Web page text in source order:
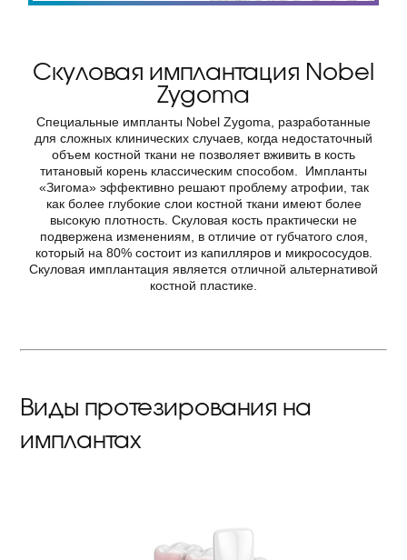
Скуловая имплантация Nobel
Zygoma
Специальные импланты Nobel Zygoma, разработанные
для сложных клинических случаев, когда недостаточный
объем костной ткани не позволяет вживить в кость
титановый корень классическим способом. Импланты
«Зигома» эффективно решают проблему атрофии, так
как более глубокие слои костной ткани имеют более
высокую плотность. Скуловая кость практически не
подвержена изменениям, в отличие от губчатого слоя,
который на 80% состоит из капилляров и микрососудов.
Скуловая имплантация является отличной альтернативой
костной пластике.
Виды протезирования на
имплантах